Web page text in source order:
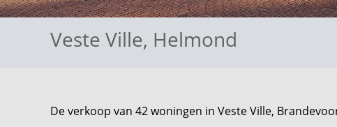
Veste Ville, Helmond
De verkoop van 42 woningen in Veste Ville,